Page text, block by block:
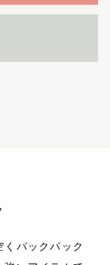
バックパック